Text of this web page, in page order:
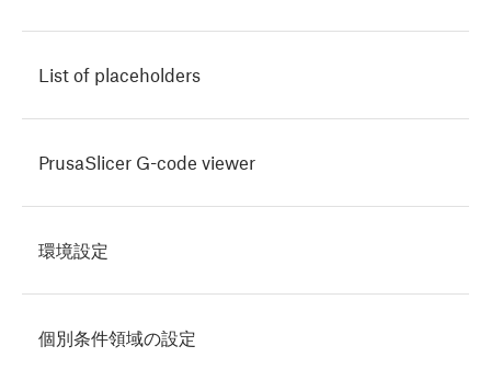
List of placeholders
PrusaSlicer G-code viewer
環境設定
個別条件領域の設定